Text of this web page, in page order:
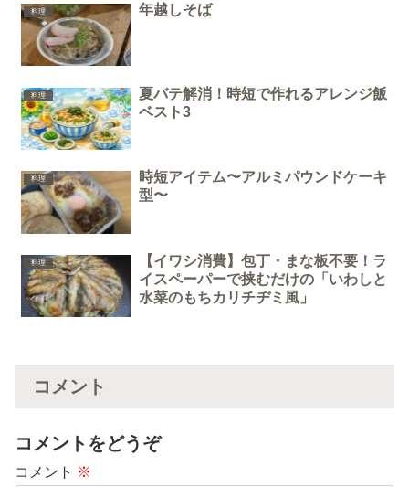
料理 年越しそば
料理
夏バテ解消！時短で作れるアレンジ飯
ベスト3
料理
時短アイテム〜アルミパウンドケーキ
型〜
料理
【イワシ消費】包丁・まな板不要！ラ
イスペーパーで挟むだけの「いわしと
水菜のもちカリチヂミ風」
コメント
コメントをどうぞ
コメント ※